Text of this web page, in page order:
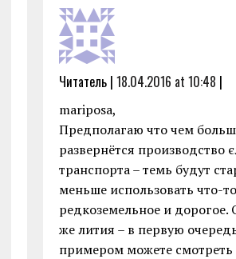
Читатель | 18.04.2016 at 10:48 |
mariposa,
Предполагаю что чем
развернётся производство
транспорта – темь будут
меньше использовать что-то
редкоземельное и дорогое.
же лития – в первую
примером можете смотреть